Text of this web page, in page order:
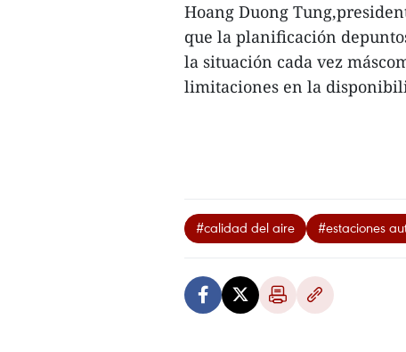
Hoang Duong
que la planificación
la situación cada vez
limitaciones en la
#calidad del aire #estaciones